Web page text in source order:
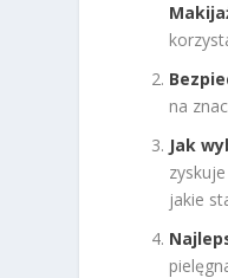
na
Jak
jakie